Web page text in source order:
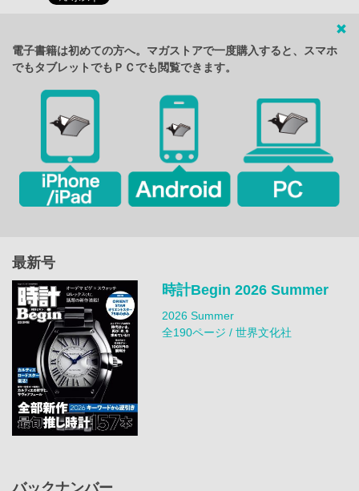
電子書籍は初めての方へ。マガストアで一度購入すると、スマホ
でもタブレットでもＰＣでも閲覧できます。
最新号
時計Begin 2026 Summer
2026 Summer
全190ページ / 世界文化社
バックナンバー